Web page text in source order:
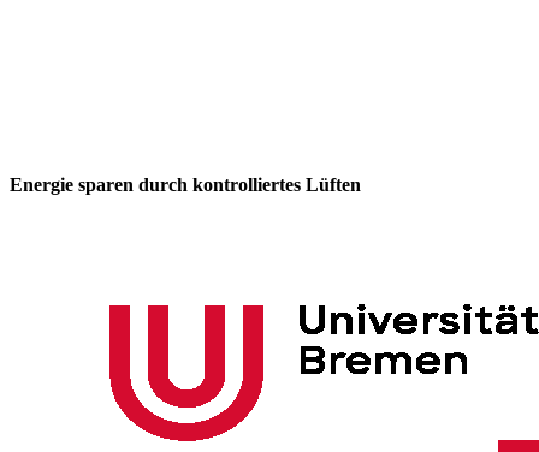
Energie sparen durch kontrolliertes Lüften